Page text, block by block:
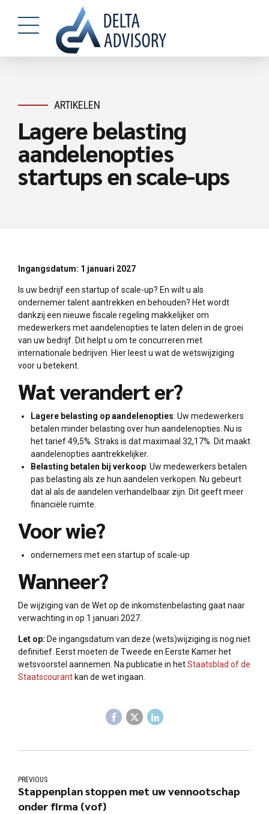
ARTIKELEN
Lagere belasting
aandelenopties
startups en scale-ups
Ingangsdatum: 1 januari 2027
Is uw bedrijf een startup of scale-up? En wilt u als
ondernemer talent aantrekken en behouden? Het wordt
dankzij een nieuwe fiscale regeling makkelijker om
medewerkers met aandelenopties te laten delen in de groei
van uw bedrijf. Dit helpt u om te concurreren met
internationale bedrijven. Hier leest u wat de wetswijziging
voor u betekent.
Wat verandert er?
Lagere belasting op aandelenopties: Uw medewerkers
betalen minder belasting over hun aandelenopties. Nu is
het tarief 49,5%. Straks is dat maximaal 32,17%. Dit maakt
aandelenopties aantrekkelijker.
Belasting betalen bij verkoop: Uw medewerkers betalen
pas belasting als ze hun aandelen verkopen. Nu gebeurt
dat al als de aandelen verhandelbaar zijn. Dit geeft meer
financiële ruimte.
Voor wie?
ondernemers met een startup of scale-up
Wanneer?
De wijziging van de Wet op de inkomstenbelasting gaat naar
verwachting in op 1 januari 2027.
Let op: De ingangsdatum van deze (wets)wijziging is nog niet
definitief. Eerst moeten de Tweede en Eerste Kamer het
wetsvoorstel aannemen. Na publicatie in hetStaatsblad of de
Staatscourant kan de wet ingaan.
PREVIOUS
Stappenplan stoppen met uw vennootschap
onder firma (vof)